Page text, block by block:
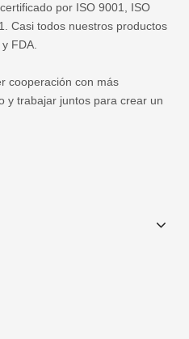
por ISO 9001, ISO
Casi todos nuestros productos
FDA.
cooperación con más
y trabajar juntos para crear un